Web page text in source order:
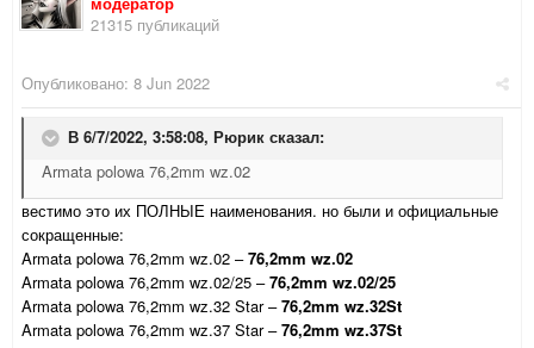
21315 публикаций
Опубликовано: 8 Jun 2022
В 6/7/2022, 3:58:08, Рюрик сказал:
Armata polowa 76,2mm wz.02
вестимо это их ПОЛНЫЕ наименования. но были и официальные
сокращенные:
Armata polowa 76,2mm wz.02 –76,2mm wz.02
Armata polowa 76,2mm wz.02/25 –76,2mm wz.02/25
Armata polowa 76,2mm wz.32 Star –76,2mm wz.32St
Armata polowa 76,2mm wz.37 Star –76,2mm wz.37St